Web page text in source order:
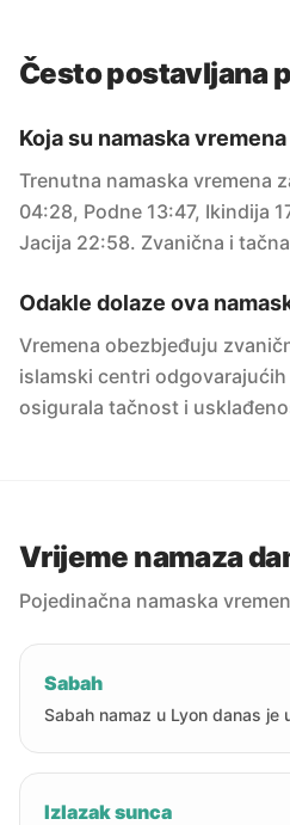
Često postavljana
Koja su namaska
Trenutna namaska vremena
04:28, Podne 13:47, Ikindija
Jacija 22:58. Zvanična i
Odakle dolaze ova
Vremena obezbjeđuju
islamski centri
osigurala tačnost i
Vrijeme namaza
Pojedinačna namaska
Sabah
Sabah namaz u Lyon danas je
Izlazak sunca